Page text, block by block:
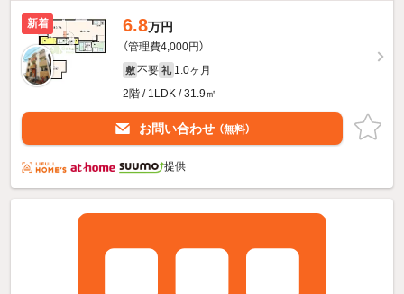
新着 6.8万円
（管理費4,000円）
敷 不要 礼 1.0ヶ月
2階 / 1LDK / 31.9㎡
お問い合わせ （無料）
提供